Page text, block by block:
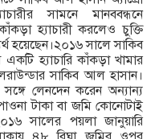
সামনে মানববন্ধনে
হ্যাচারী করলেও চুক্তি
হয়েছেন।২০১৬ সালে সাকিব
হ্যাচারি কাঁকড়া খামার
সাকিব আল হাসান।
লেনদেন করেন অন্যান্য
টাকা বা জমি কোনোটাই
সালের পয়লা জানুয়ারি